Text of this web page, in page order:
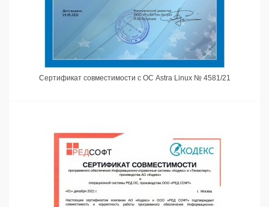
Сертификат совместимости с ОС Astra Linux № 4581/21